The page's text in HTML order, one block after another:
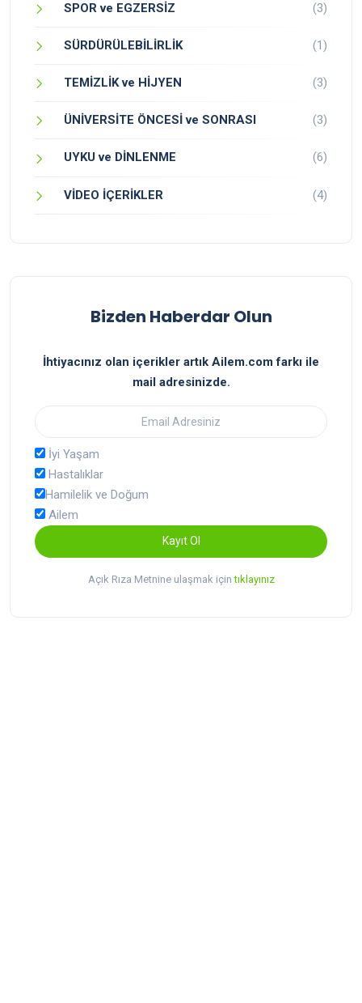
SPOR ve EGZERSİZ (3)
SÜRDÜRÜLEBİLİRLİK (1)
TEMİZLİK ve HİJYEN (3)
ÜNİVERSİTE ÖNCESİ ve SONRASI (3)
UYKU ve DİNLENME (6)
VİDEO İÇERİKLER (4)
Bizden Haberdar Olun
İhtiyacınız olan içerikler artık Ailem.com farkı ile
mail adresinizde.
İyi Yaşam
Hastalıklar
Hamilelik ve Doğum
Ailem
Kayıt Ol
Açık Rıza Metnine ulaşmak içintıklayınız